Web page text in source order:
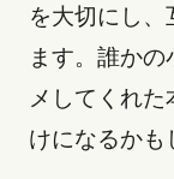
を大切にし
ます。誰か
メしてくれ
けになるかも